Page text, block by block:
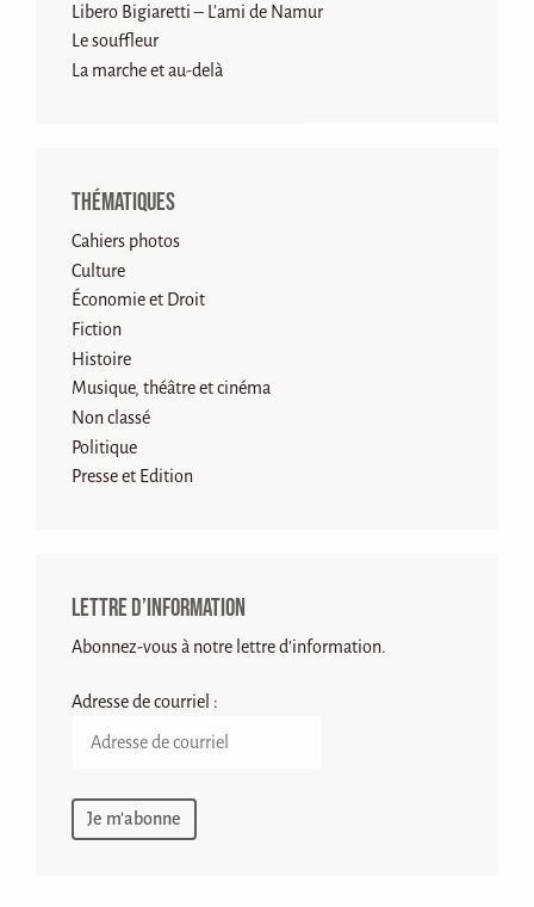
Libero Bigiaretti – L’ami de Namur
Le souffleur
La marche et au-delà
Thématiques
Cahiers photos
Culture
Économie et Droit
Fiction
Histoire
Musique, théâtre et cinéma
Non classé
Politique
Presse et Edition
Lettre d’information
Abonnez-vous à notre lettre d'information.
Adresse de courriel :